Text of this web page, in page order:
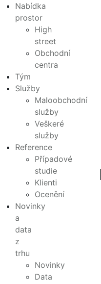
Nabídka
prostor
High
street
Obchodní
centra
Tým
Služby
Maloobchodní
služby
Veškeré
služby
Reference
Případové
studie
Klienti
Ocenění
Novinky
a
data
z
trhu
Novinky
Data
Vysočina, 586 01
Gate, Datart, CCC,